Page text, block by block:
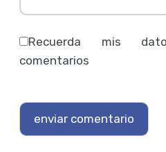
Recuerda mis
comentarios